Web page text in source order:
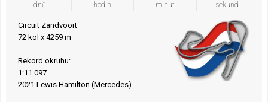
dnů hodin minut sekund
Circuit Zandvoort
72 kol x 4259 m
Rekord okruhu:
1:11.097
2021 Lewis Hamilton (Mercedes)